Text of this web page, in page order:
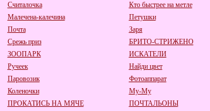
Считалочка
Кто быстрее на метле
Малечена-калечина
Петушки
Почта
Заря
Срежь приз
БРИТО-СТРИЖЕНО
ЗООПАРК
ИСКАТЕЛИ
Ручеек
Найди цвет
Паровозик
Фотоаппарат
Коленочки
Му-Му
ПРОКАТИСЬ НА МЯЧЕ
ПОЧТАЛЬОНЫ